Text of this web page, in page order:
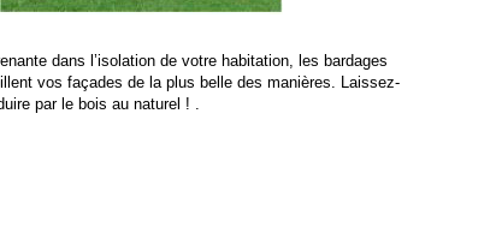
dans l’isolation de votre habitation, les bardages
vos façades de la plus belle des manières. Laissez-
par le bois au naturel ! .